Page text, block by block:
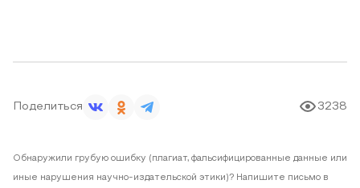
Поделиться 3238
Обнаружили грубую ошибку (плагиат, фальсифицированные данные или
иные нарушения научно-издательской этики)? Напишите письмо в